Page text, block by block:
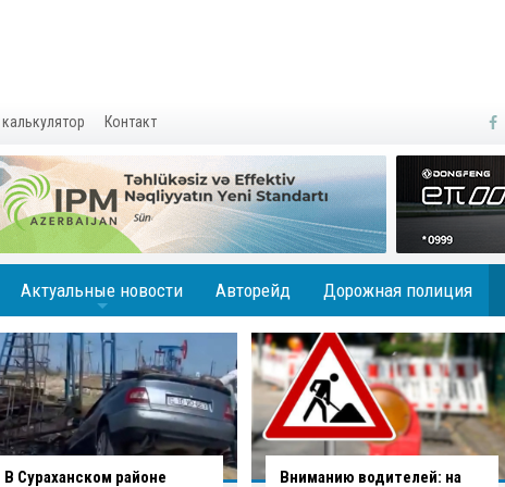
Контакт
Актуальные новости Авторейд Дорожная полиция
Вниманию водителей: на
В Баку водитель совершил